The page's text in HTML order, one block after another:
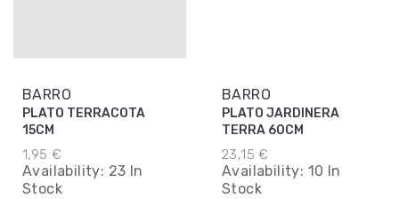
BARRO
PLATO TERRACOTA
15CM
1,95 €
Availability: 23 In
Stock
BARRO
PLATO JARDINERA
TERRA 60CM
23,15 €
Availability: 10 In
Stock